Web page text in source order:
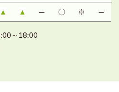
▲ ▲ ─ 〇 ※ ─
～18:00